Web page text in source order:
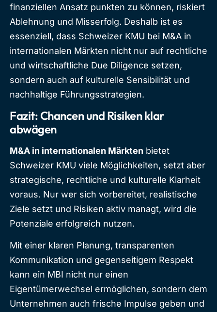
finanziellen Ansatz punkten zu können, riskiert
Ablehnung und Misserfolg. Deshalb ist es
essenziell, dass Schweizer KMU bei M&A in
internationalen Märkten nicht nur auf rechtliche
und wirtschaftliche Due Diligence setzen,
sondern auch auf kulturelle Sensibilität und
nachhaltige Führungsstrategien.
Fazit: Chancen und Risiken klar
abwägen
M&A in internationalen Märkten bietet
Schweizer KMU viele Möglichkeiten, setzt aber
strategische, rechtliche und kulturelle Klarheit
voraus. Nur wer sich vorbereitet, realistische
Ziele setzt und Risiken aktiv managt, wird die
Potenziale erfolgreich nutzen.
Mit einer klaren Planung, transparenten
Kommunikation und gegenseitigem Respekt
kann ein MBI nicht nur einen
Eigentümerwechsel ermöglichen, sondern dem
Unternehmen auch frische Impulse geben und